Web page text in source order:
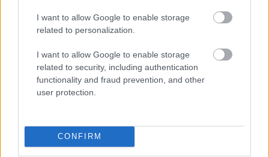
I want to allow Google to enable storage
related to personalization.
I want to allow Google to enable storage
related to security, including authentication
functionality and fraud prevention, and other
user protection.
CONFIRM
Támogasd adományoddal
Kapcsolódó hírek